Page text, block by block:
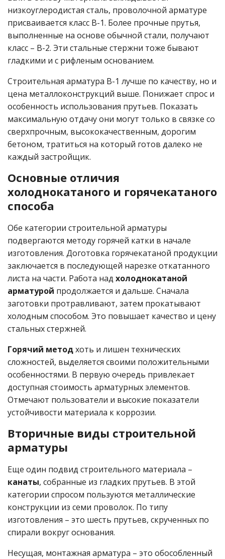
низкоуглеродистая сталь, проволочной арматуре
присваивается класс В-1. Более прочные прутья,
выполненные на основе обычной стали, получают
класс – В-2. Эти стальные стержни тоже бывают
гладкими и с рифленым основанием.
Строительная арматура В-1 лучше по качеству, но и
цена металлоконструкций выше. Понижает спрос и
особенность использования прутьев. Показать
максимальную отдачу они могут только в связке со
сверхпрочным, высококачественным, дорогим
бетоном, тратиться на который готов далеко не
каждый застройщик.
Основные отличия
холоднокатаного и горячекатаного
способа
Обе категории строительной арматуры
подвергаются методу горячей катки в начале
изготовления. Доготовка горячекатаной продукции
заключается в последующей нарезке откатанного
листа на части. Работа над холоднокатаной
арматурой продолжается и дальше. Сначала
заготовки протравливают, затем прокатывают
холодным способом. Это повышает качество и цену
стальных стержней.
Горячий методхоть и лишен технических
сложностей, выделяется своими положительными
особенностями. В первую очередь привлекает
доступная стоимость арматурных элементов.
Отмечают пользователи и высокие показатели
устойчивости материала к коррозии.
Вторичные виды строительной
арматуры
Еще один подвид строительного материала –
канаты, собранные из гладких прутьев. В этой
категории спросом пользуются металлические
конструкции из семи проволок. По типу
изготовления – это шесть прутьев, скрученных по
спирали вокруг основания.
Несущая, монтажная арматура – это обособленный